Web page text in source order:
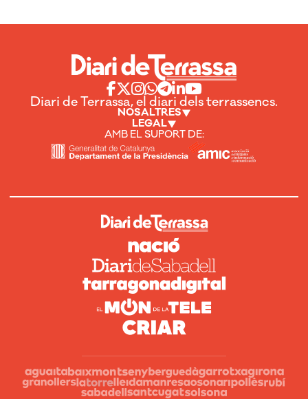
Diari de Terrassa, el diari dels terrassencs.
NOSALTRES
LEGAL
AMB EL SUPORT DE: